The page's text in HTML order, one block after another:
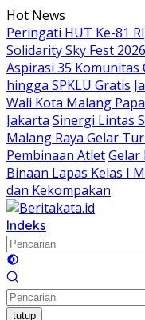
Langsung
ke
konten
Hot News
Peringati HUT Ke-81
Solidarity Sky Fest 2026
Aspirasi 35 Komunitas
hingga SPKLU Gratis
Wali Kota Malang
Jakarta Sinergi Lintas
Malang Raya Gelar
Pembinaan AtletGelar
Binaan Lapas Kelas I
dan Kekompakan
Indeks
tutup